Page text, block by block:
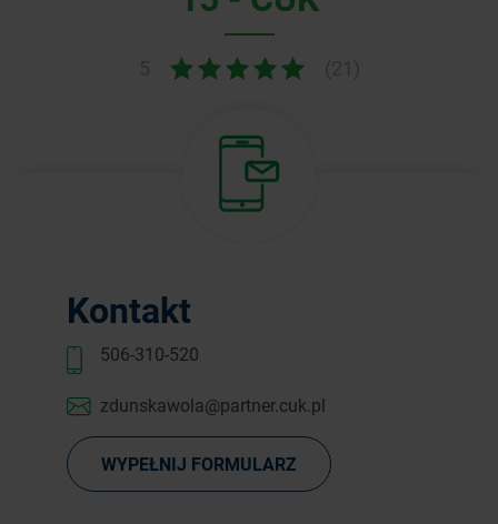
Kontakt
506-310-520
zdunskawola@partner.cuk.pl
WYPEŁNIJ FORMULARZ